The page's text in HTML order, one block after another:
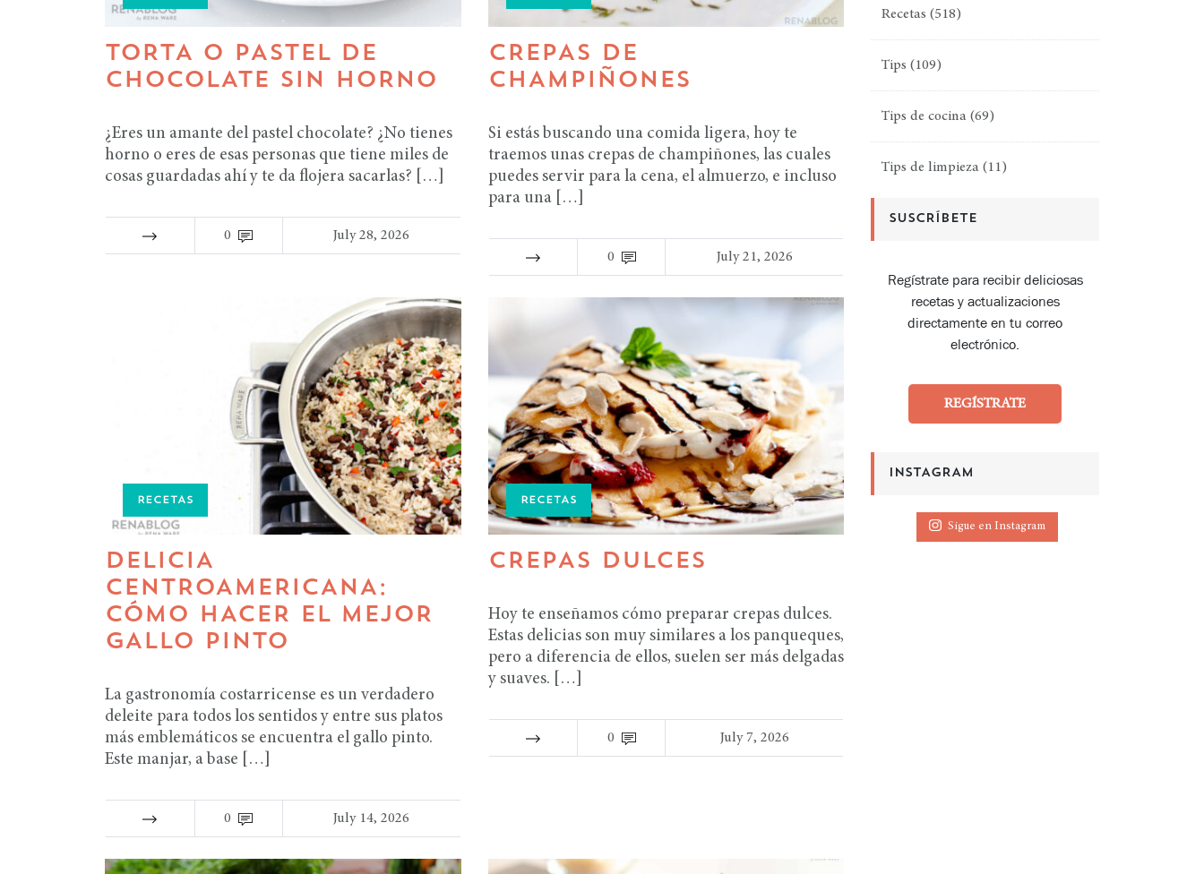
TORTA O PASTEL DE
CHOCOLATE SIN HORNO
¿Eres un amante del pastel chocolate? ¿No tienes
horno o eres de esas personas que tiene miles de
cosas guardadas ahí y te da flojera sacarlas? […]
0 July 28, 2026
CREPAS DE
CHAMPIÑONES
Si estás buscando una comida ligera, hoy te
traemos unas crepas de champiñones, las cuales
puedes servir para la cena, el almuerzo, e incluso
para una […]
0 July 21, 2026
RECETAS
DELICIA
CENTROAMERICANA:
CÓMO HACER EL MEJOR
GALLO PINTO
La gastronomía costarricense es un verdadero
deleite para todos los sentidos y entre sus platos
más emblemáticos se encuentra el gallo pinto.
Este manjar, a base […]
0 July 14, 2026
RECETAS
CREPAS DULCES
Hoy te enseñamos cómo preparar crepas dulces.
Estas delicias son muy similares a los panqueques,
pero a diferencia de ellos, suelen ser más delgadas
y suaves. […]
0 July 7, 2026
Recetas (518)
Tips (109)
Tips de cocina (69)
Tips de limpieza (11)
SUSCRÍBETE
Regístrate para recibir deliciosas
recetas y actualizaciones
directamente en tu correo
electrónico.
REGÍSTRATE
INSTAGRAM
Sigue en Instagram